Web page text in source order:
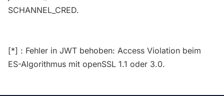
SCHANNEL_CRED.
[*] : Fehler in JWT behoben: Access Violation beim
ES-Algorithmus mit openSSL 1.1 oder 3.0.